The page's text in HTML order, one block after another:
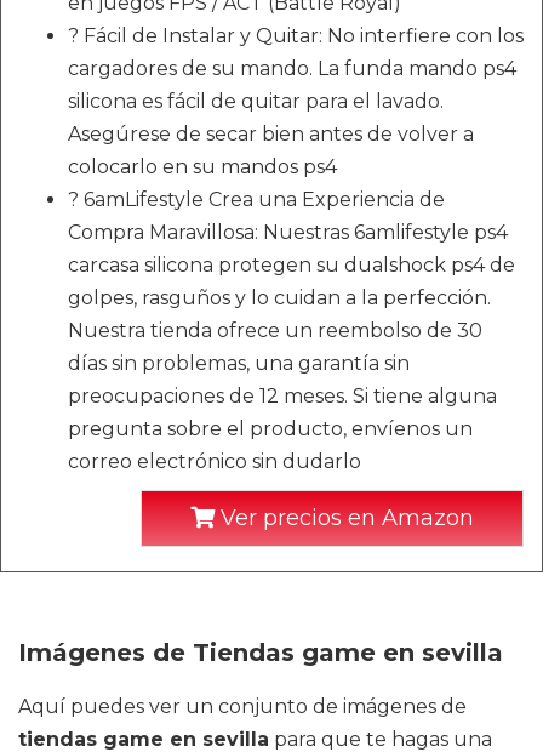
? Fácil de Instalar y Quitar: No interfiere con los
cargadores de su mando. La funda mando ps4
silicona es fácil de quitar para el lavado.
Asegúrese de secar bien antes de volver a
colocarlo en su mandos ps4
? 6amLifestyle Crea una Experiencia de
Compra Maravillosa: Nuestras 6amlifestyle ps4
carcasa silicona protegen su dualshock ps4 de
golpes, rasguños y lo cuidan a la perfección.
Nuestra tienda ofrece un reembolso de 30
días sin problemas, una garantía sin
preocupaciones de 12 meses. Si tiene alguna
pregunta sobre el producto, envíenos un
correo electrónico sin dudarlo
Ver precios en Amazon
Imágenes de Tiendas game en sevilla
Aquí puedes ver un conjunto de imágenes de
tiendas game en sevilla para que te hagas una